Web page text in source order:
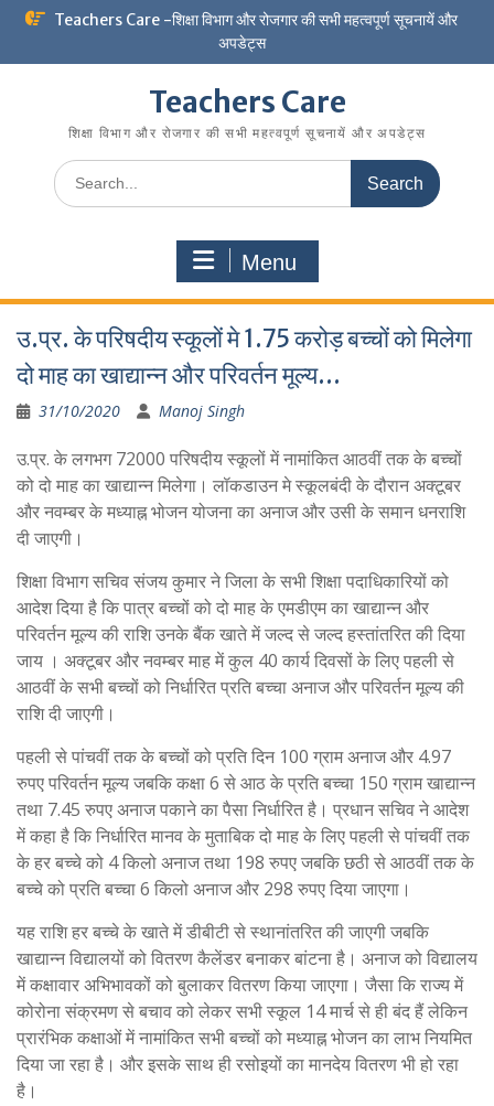
Skip
Teachers Care -शिक्षा विभाग और रोजगार की सभी महत्वपूर्ण सूचनायें और
अपडेट्स
Teachers Care
शिक्षा विभाग और रोजगार की सभी महत्वपूर्ण सूचनायें और अपडेट्स
Search
for:
Menu
उ.प्र. के परिषदीय स्कूलों मे 1.75 करोड़ बच्चों को मिलेगा
दो माह का खाद्यान्न और परिवर्तन मूल्य…
31/10/2020 Manoj Singh
उ.प्र. के लगभग 72000 परिषदीय स्कूलों में नामांकित आठवीं तक के बच्चों
को दो माह का खाद्यान्न मिलेगा। लॉकडाउन मे स्कूलबंदी के दौरान अक्टूबर
और नवम्बर के मध्याह्न भोजन योजना का अनाज और उसी के समान धनराशि
दी जाएगी।
शिक्षा विभाग सचिव संजय कुमार ने जिला के सभी शिक्षा पदाधिकारियों को
आदेश दिया है कि पात्र बच्चों को दो माह के एमडीएम का खाद्यान्न और
परिवर्तन मूल्य की राशि उनके बैंक खाते में जल्द से जल्द हस्तांतरित की दिया
जाय । अक्टूबर और नवम्बर माह में कुल 40 कार्य दिवसों के लिए पहली से
आठवीं के सभी बच्चों को निर्धारित प्रति बच्चा अनाज और परिवर्तन मूल्य की
राशि दी जाएगी।
पहली से पांचवीं तक के बच्चों को प्रति दिन 100 ग्राम अनाज और 4.97
रुपए परिवर्तन मूल्य जबकि कक्षा 6 से आठ के प्रति बच्चा 150 ग्राम खाद्यान्न
तथा 7.45 रुपए अनाज पकाने का पैसा निर्धारित है। प्रधान सचिव ने आदेश
में कहा है कि निर्धारित मानव के मुताबिक दो माह के लिए पहली से पांचवीं तक
के हर बच्चे को 4 किलो अनाज तथा 198 रुपए जबकि छठी से आठवीं तक के
बच्चे को प्रति बच्चा 6 किलो अनाज और 298 रुपए दिया जाएगा।
यह राशि हर बच्चे के खाते में डीबीटी से स्थानांतरित की जाएगी जबकि
खाद्यान्न विद्यालयों को वितरण कैलेंडर बनाकर बांटना है। अनाज को विद्यालय
में कक्षावार अभिभावकों को बुलाकर वितरण किया जाएगा। जैसा कि राज्य में
कोरोना संक्रमण से बचाव को लेकर सभी स्कूल 14 मार्च से ही बंद हैं लेकिन
प्रारंभिक कक्षाओं में नामांकित सभी बच्चों को मध्याह्न भोजन का लाभ नियमित
दिया जा रहा है। और इसके साथ ही रसोइयों का मानदेय वितरण भी हो रहा
है।